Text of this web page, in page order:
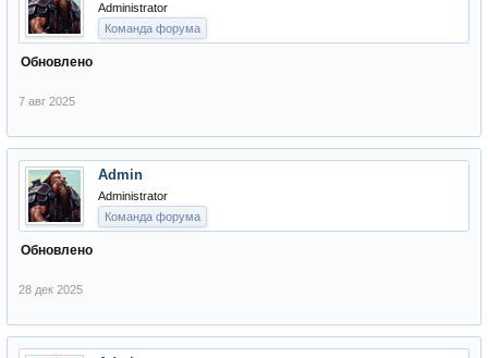
Administrator
Команда форума
Обновлено
7 авг 2025
Admin
Administrator
Команда форума
Обновлено
28 дек 2025